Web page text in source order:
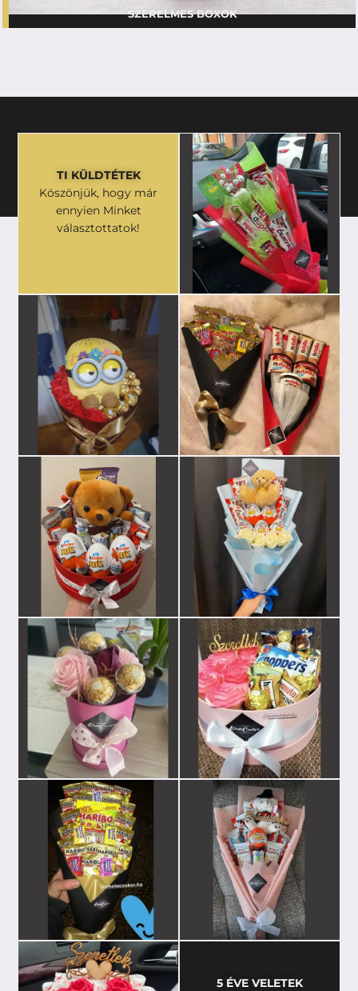
SZERELMES BOXOK
TI KÜLDTÉTEK
Köszönjük, hogy már
ennyien Minket
választottatok!
5 ÉVE VELETEK